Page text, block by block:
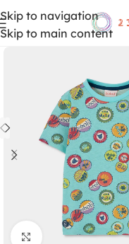
Skip to navigation
Skip to main content
Clic para ampliar